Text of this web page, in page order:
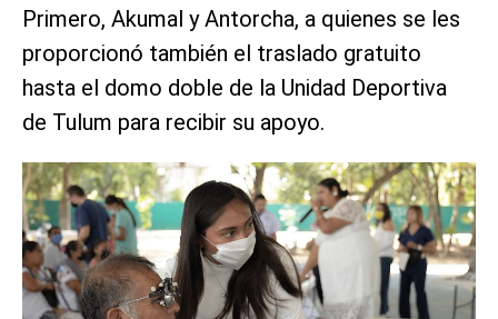
Primero, Akumal y Antorcha, a quienes se les
proporcionó también el traslado gratuito
hasta el domo doble de la Unidad Deportiva
de Tulum para recibir su apoyo.